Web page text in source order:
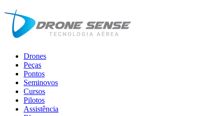
Drones
Peças
Pontos
Seminovos
Cursos
Pilotos
Assistência